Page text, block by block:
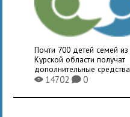
Почти 700 детей семей из
Курской области получат
дополнительные средства
X14702K0